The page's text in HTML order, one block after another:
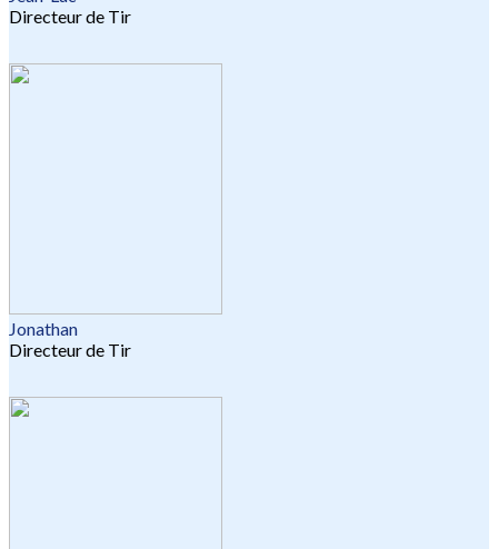
Directeur de Tir
Jonathan
Directeur de Tir